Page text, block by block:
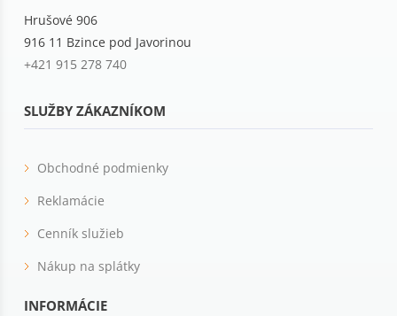
Hrušové 906
916 11 Bzince pod Javorinou
+421 915 278 740
SLUŽBY ZÁKAZNÍKOM
Obchodné podmienky
Reklamácie
Cenník služieb
Nákup na splátky
INFORMÁCIE